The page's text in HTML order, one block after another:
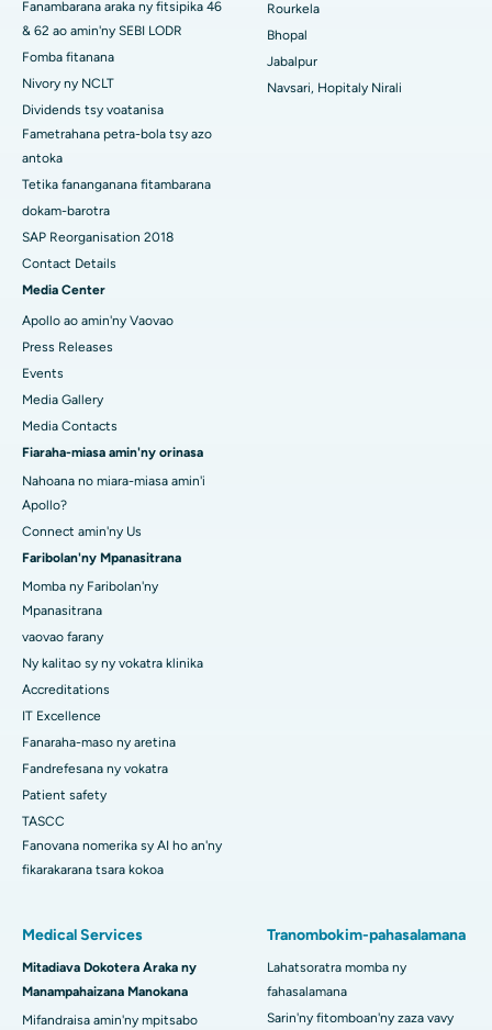
Hopitaly tsara indrindra ao amin'ny Sector-19, Rourkela
Hopitaly tsara indrindra ao Swargate, Pune
Hopitaly homamiadan'ny vehivavy tsara indrindra any Delhi
Atsimo
Fanambarana araka ny fitsipika 46
& 62 ao amin'ny SEBI LODR
Fomba fitanana
Nivory ny NCLT
Dividends tsy voatanisa
Fametrahana petra-bola tsy azo
antoka
Tetika fananganana fitambarana
dokam-barotra
SAP Reorganisation 2018
Contact Details
Media Center
Apollo ao amin'ny Vaovao
Press Releases
Events
Media Gallery
Media Contacts
Fiaraha-miasa amin'ny orinasa
Nahoana no miara-miasa amin'i
Apollo?
Connect amin'ny Us
Faribolan'ny Mpanasitrana
Momba ny Faribolan'ny
Mpanasitrana
vaovao farany
Ny kalitao sy ny vokatra klinika
Accreditations
IT Excellence
Fanaraha-maso ny aretina
Fandrefesana ny vokatra
Patient safety
TASCC
Fanovana nomerika sy AI ho an'ny
fikarakarana tsara kokoa
Rourkela
Bhopal
Jabalpur
Navsari, Hopitaly Nirali
Medical Services
Mitadiava Dokotera Araka ny
Manampahaizana Manokana
Mifandraisa amin'ny mpitsabo
Tranombokim-pahasalamana
Lahatsoratra momba ny
fahasalamana
Sarin'ny fitomboan'ny zaza vavy